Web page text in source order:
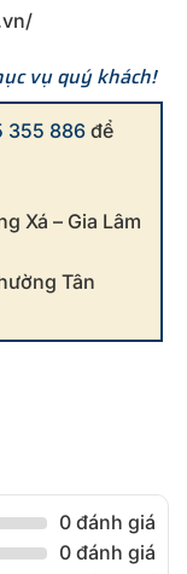
vụ quý khách!
355 886để
Xá – Gia Lâm
Tân
0 đánh giá
0 đánh giá